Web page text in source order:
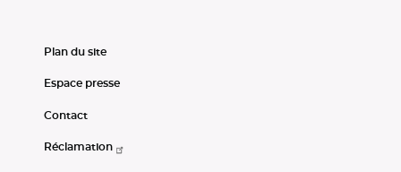
Plan du site
Espace presse
Contact
Réclamation